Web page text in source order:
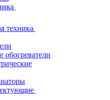
техника
обогреватели